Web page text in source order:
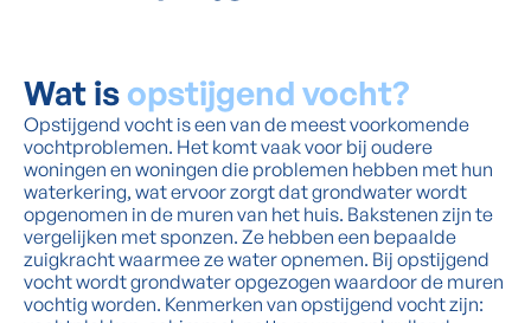
Wat is opstijgend vocht?
Opstijgend vocht is een van de meest voorkomende
vochtproblemen. Het komt vaak voor bij oudere
woningen en woningen die problemen hebben met hun
waterkering, wat ervoor zorgt dat grondwater wordt
opgenomen in de muren van het huis. Bakstenen zijn te
vergelijken met sponzen. Ze hebben een bepaalde
zuigkracht waarmee ze water opnemen. Bij opstijgend
vocht wordt grondwater opgezogen waardoor de muren
vochtig worden. Kenmerken van opstijgend vocht zijn: